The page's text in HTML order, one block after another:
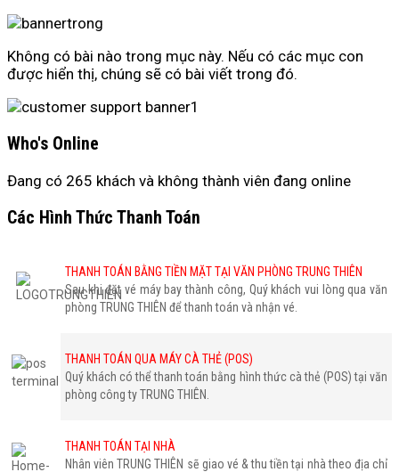
Không có bài nào trong mục này. Nếu có các mục con
được hiển thị, chúng sẽ có bài viết trong đó.
Who's Online
Đang có 265 khách và không thành viên đang online
Các Hình Thức Thanh Toán
THANH TOÁN BẰNG TIỀN MẶT TẠI VĂN PHÒNG TRUNG THIÊN
Sau khi đặt vé máy bay thành công, Quý khách vui lòng qua văn
phòng TRUNG THIÊN để thanh toán và nhận vé.
THANH TOÁN QUA MÁY CÀ THẺ (POS)
Quý khách có thể thanh toán bằng hình thức cà thẻ (POS) tại văn
phòng công ty TRUNG THIÊN.
THANH TOÁN TẠI NHÀ
Nhân viên TRUNG THIÊN sẽ giao vé & thu tiền tại nhà theo địa chỉ